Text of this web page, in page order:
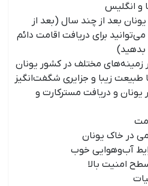
و انگلیس
بعد از چند سال (بعد از
سال شما می‌توانید برای دریافت اقامت دائم
بدهید)
زمینه‌های مختلف در کشور یونان
طبیعت زیبا و جزایری شگفت‌انگیز
یونان و دریافت مسترکارت و
در خاک یونان
آب‌وهوایی خوب
امنیت بالا